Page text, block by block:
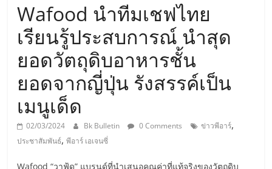
Wafood นำทีมเชฟไทย
เรียนรู้ประสบการณ์ นำสุด
ยอดวัตถุดิบอาหารชั้น
ยอดจากญี่ปุ่น รังสรรค์เป็น
เมนูเด็ด
02/03/2024 Bk Bulletin 0 Comments ข่าวพีอาร์,
ประชาสัมพันธ์,พีอาร์ เอเจนซี่
Wafood “วาฟู้ด” แบรนด์ที่นำเสนอคุณค่าที่แท้จริงของวัตถุดิบ